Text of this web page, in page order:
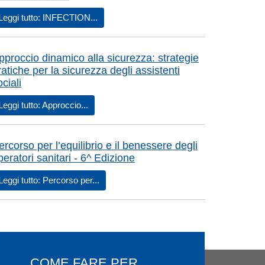
DEL PIANO PANDEMICO AZIENDALE
SETTING ASSISTENZIALI - PFA 2024
tutto: INFECTION...
dinamico alla sicurezza: strategie
per la sicurezza degli assistenti
tutto: Approccio...
per l’equilibrio e il benessere degli
sanitari - 6^ Edizione
tutto: Percorso per...